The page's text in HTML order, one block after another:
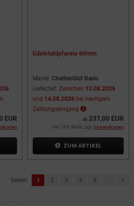
EUR
Edelstahlpfanne 60mm
Marke: ChattenGlut Basic
Lieferzeit: Zwischen 13.08.2026
und 14.08.2026 bei heutigem
Zahlungseingang
ab 237,00 EUR
inkl. 19 % MwSt. zzgl. Versandkosten
ZUM ARTIKEL
Seiten: 1 2 3 4 5 ... »